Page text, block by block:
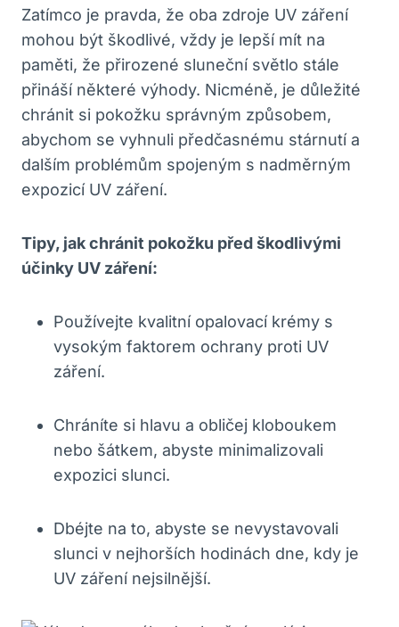
Zatímco je pravda, že oba zdroje UV záření
mohou být škodlivé, vždy je lepší mít na
paměti, že přirozené sluneční světlo stále
přináší některé výhody. Nicméně, je důležité
chránit si pokožku správným způsobem,
abychom se vyhnuli předčasnému stárnutí a
dalším problémům spojeným s nadměrným
expozicí UV záření.
Tipy, jak chránit pokožku před škodlivými
účinky UV záření:
Používejte kvalitní opalovací krémy s
vysokým faktorem ochrany proti UV
záření.
Chráníte si hlavu a obličej kloboukem
nebo šátkem, abyste minimalizovali
expozici slunci.
Dbéjte na to, abyste se nevystavovali
slunci v nejhorších hodinách dne, kdy je
UV záření nejsilnější.